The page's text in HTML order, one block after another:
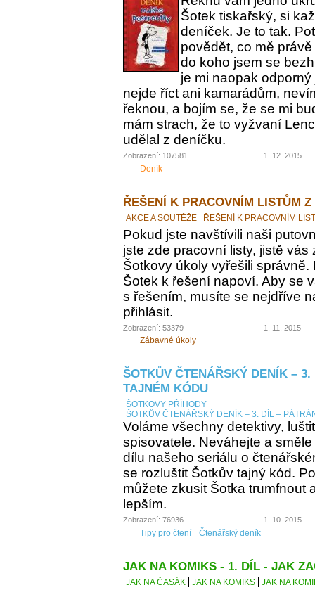
Šotek tiskařský, si
deníček. Je to tak.
povědět, co mě
do koho jsem se
je mi naopak
nejde říct ani kamarádům,
řeknou, a bojím se, že se mi
mám strach, že to vyžvaní
udělal z deníčku.
Zobrazení: 107581 1. 12. 2015
Deník
ŘEŠENÍ K PRACOVNÍM LISTŮM Z
AKCE A SOUTĚŽE ŘEŠENÍ K PRACOVNÍM
Pokud jste navštívili naši
jste zde pracovní listy, jistě vás
Šotkovy úkoly vyřešili
Šotek k řešení napoví. Aby se
s řešením, musíte se nejdříve
přihlásit.
Zobrazení: 53379 1. 11. 2015
Zábavné úkoly
ŠOTKŮV ČTENÁŘSKÝ DENÍK –
TAJNÉM KÓDU
ŠOTKOVY PŘÍHODY
ŠOTKŮV ČTENÁŘSKÝ DENÍK – 3. DÍL –
Voláme všechny detektivy,
spisovatele. Neváhejte a
dílu našeho seriálu o
se rozluštit Šotkův tajný kód.
můžete zkusit Šotka trumfnout
lepším.
Zobrazení: 76936 1. 10. 2015
Tipy pro čtení Čtenářský deník
JAK NA KOMIKS - 1. DÍL - JAK
JAK NA ČASÁK JAK NA KOMIKS JAK NA